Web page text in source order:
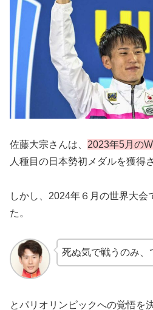
佐藤大宗さんは、 2023年5月の
人種目の日本勢初メダルを獲得
しかし、2024年６月の世界大会
た。
死ぬ気で戦うのみ、
とパリオリンピックへの覚悟を